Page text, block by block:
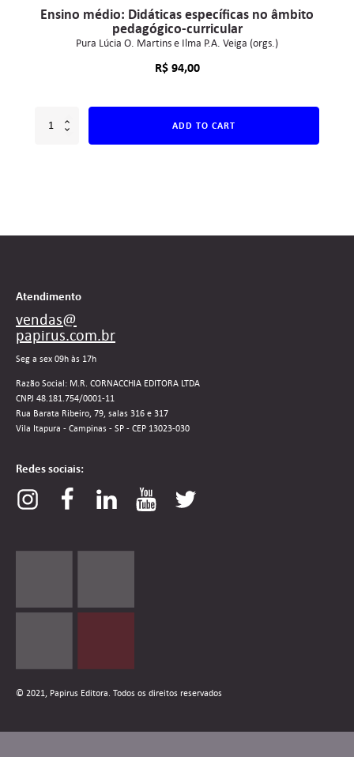
Ensino médio: Didáticas específicas no âmbito
pedagógico-curricular
Pura Lúcia O. Martins e Ilma P.A. Veiga (orgs.)
R$94,00
ADD TO CART
Atendimento
vendas@
papirus.com.br
Seg a sex 09h às 17h
Razão Social: M.R. CORNACCHIA EDITORA LTDA
CNPJ 48.181.754/0001-11
Rua Barata Ribeiro, 79, salas 316 e 317
Vila Itapura - Campinas - SP - CEP 13023-030
Redes sociais:
© 2021, Papirus Editora. Todos os direitos reservados